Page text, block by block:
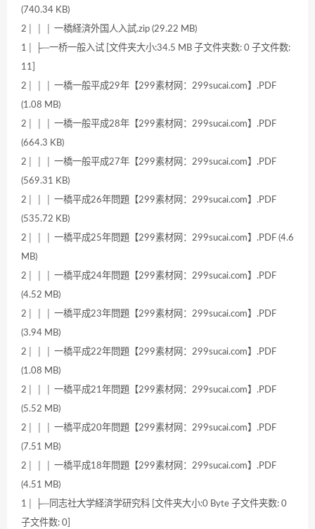
(740.34 KB)
2│ │ │ 一橋経済外国人入試.zip (29.22 MB)
1│ ├─一桥一般入试 [文件夹大小:34.5 MB 子文件夹数: 0 子文件数:
11]
2│ │ │ 一橋一般平成29年【299素材网：299sucai.com】.PDF
(1.08 MB)
2│ │ │ 一橋一般平成28年【299素材网：299sucai.com】.PDF
(664.3 KB)
2│ │ │ 一橋一般平成27年【299素材网：299sucai.com】.PDF
(569.31 KB)
2│ │ │ 一橋平成26年問題【299素材网：299sucai.com】.PDF
(535.72 KB)
2│ │ │ 一橋平成25年問題【299素材网：299sucai.com】.PDF (4.6
MB)
2│ │ │ 一橋平成24年問題【299素材网：299sucai.com】.PDF
(4.52 MB)
2│ │ │ 一橋平成23年問題【299素材网：299sucai.com】.PDF
(3.94 MB)
2│ │ │ 一橋平成22年問題【299素材网：299sucai.com】.PDF
(1.08 MB)
2│ │ │ 一橋平成21年問題【299素材网：299sucai.com】.PDF
(5.52 MB)
2│ │ │ 一橋平成20年問題【299素材网：299sucai.com】.PDF
(7.51 MB)
2│ │ │ 一橋平成18年問題【299素材网：299sucai.com】.PDF
(4.51 MB)
1│ ├─同志社大学経済学研究科 [文件夹大小:0 Byte 子文件夹数: 0
子文件数: 0]